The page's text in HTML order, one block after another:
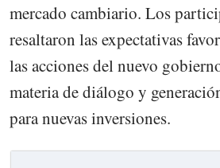
mercado cambiario. Los
resaltaron las expectativas
las acciones del nuevo
materia de diálogo y
para nuevas inversiones.